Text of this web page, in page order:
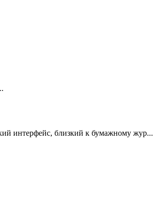
интерфейс, близкий к бумажному жур...